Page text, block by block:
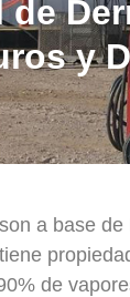
y
a base de
de